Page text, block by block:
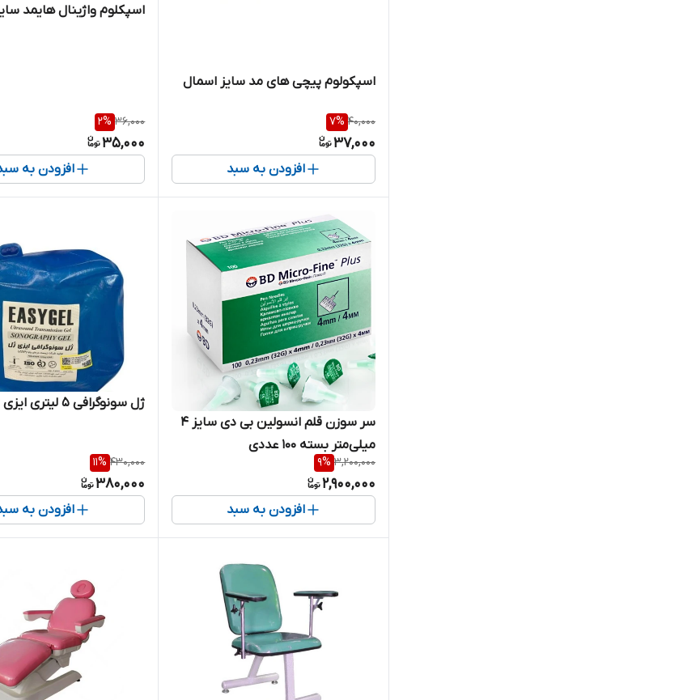
اسپکولوم پیچی های مد سایز اسمال
40,000
7%
37,000
افزودن به سبد
اسپکلوم واژینال هایمد
36,000
2%
35,000
افزودن به
سر سوزن قلم انسولین بی دی سایز ۴
میلی‌متر بسته ۱۰۰ عددی
3,200,000
9%
2,900,000
افزودن به سبد
ژل سونوگرافی 5 لیتری ایزی ژل
430,000
11%
380,000
افزودن به